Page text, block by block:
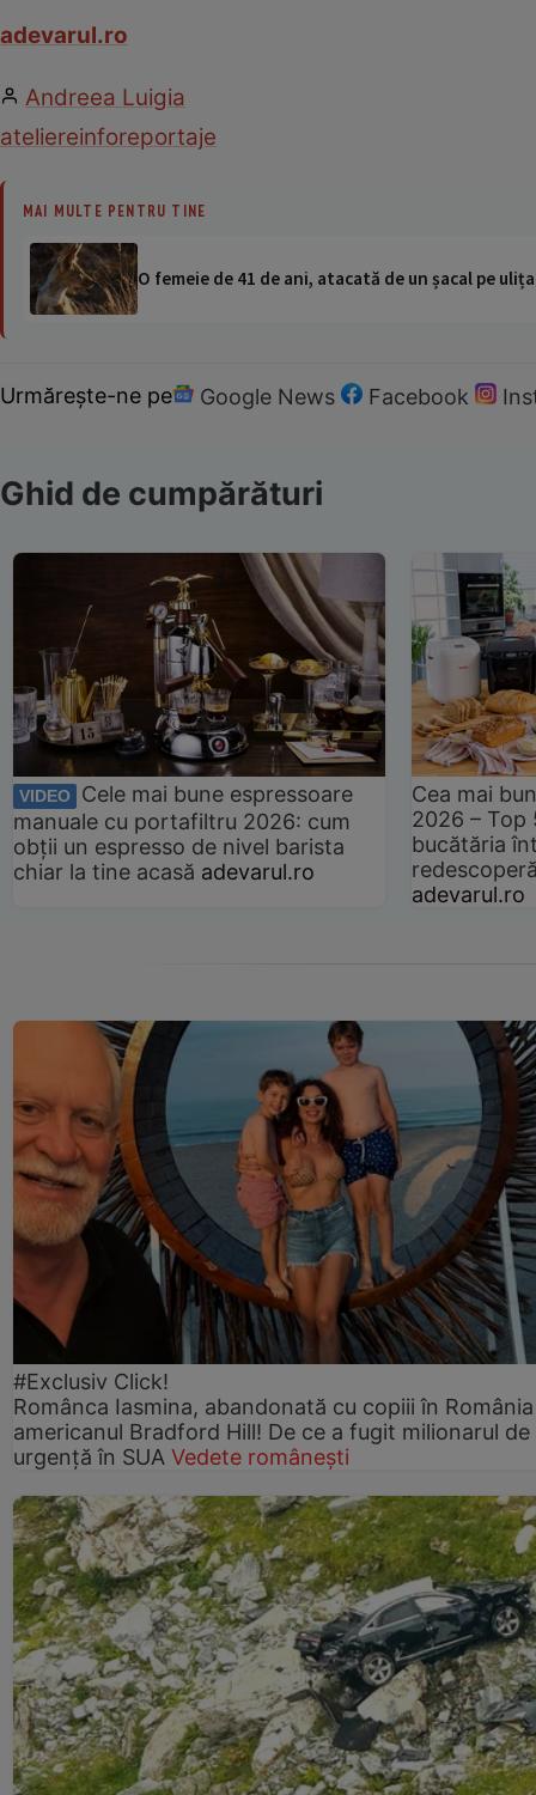
adevarul.ro
Andreea Luigia
ateliereinforeportaje
MAI MULTE PENTRU TINE
O femeie de 41 de ani, atacată de un șacal pe
Urmărește-ne pe Google News Facebook
Ghid de cumpărături
VIDEO
Cele mai bune espressoare
manuale cu portafiltru 2026: cum
obții un espresso de nivel barista
chiar la tine acasă adevarul.ro
Cea mai
2026 –
bucătăria
adevarul.ro
#Exclusiv Click!
Românca Iasmina, abandonată cu copiii în
americanul Bradford Hill! De ce a fugit milionarul de
urgență în SUA Vedete românești